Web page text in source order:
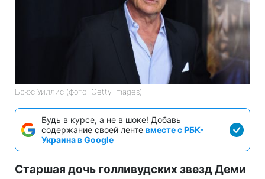
Брюс Уиллис (фото: Getty Images)
Будь в курсе, а не в шоке! Добавь
содержание своей ленте вместе с РБК-
Украина в Google
Старшая дочь голливудских звезд Деми